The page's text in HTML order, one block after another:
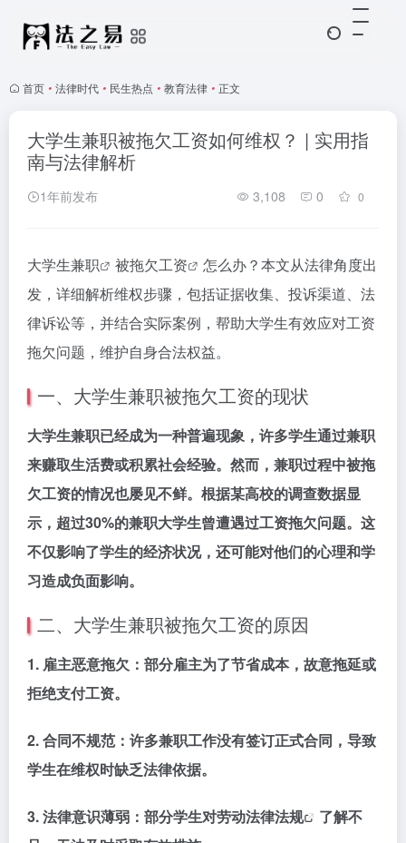
首页 • 法律时代 • 民生热点 • 教育法律 • 正文
大学生兼职被拖欠工资如何维权？ | 实用指
南与法律解析
1年前发布 3,108 0 0
大学生兼职 被拖欠工资
怎么办？本文从法律角度出
发，详细解析维权步骤，包括证据收集、投诉渠道、法
律诉讼等，并结合实际案例，帮助大学生有效应对工资
拖欠问题，维护自身合法权益。
一、大学生兼职被拖欠工资的现状
大学生兼职已经成为一种普遍现象，许多学生通过兼职
来赚取生活费或积累社会经验。然而，兼职过程中被拖
欠工资的情况也屡见不鲜。根据某高校的调查数据显
示，超过30%的兼职大学生曾遭遇过工资拖欠问题。这
不仅影响了学生的经济状况，还可能对他们的心理和学
习造成负面影响。
二、大学生兼职被拖欠工资的原因
1. 雇主恶意拖欠： 部分雇主为了节省成本，故意拖延或
拒绝支付工资。
2.合同不规范： 许多兼职工作没有签订正式合同，导致
学生在维权时缺乏法律依据。
3.法律意识薄弱： 部分学生对劳动法律法规
了解不